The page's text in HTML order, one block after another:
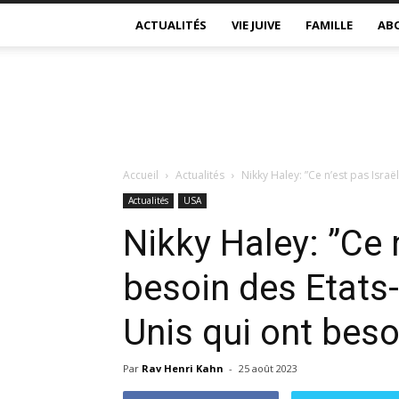
ACTUALITÉS VIE JUIVE FAMILLE
Accueil Actualités Nikky Haley: ”Ce n’est pas
Actualités USA
Nikky Haley: ”Ce
besoin des
Unis qui ont
Par Rav Henri Kahn - 25 août 2023